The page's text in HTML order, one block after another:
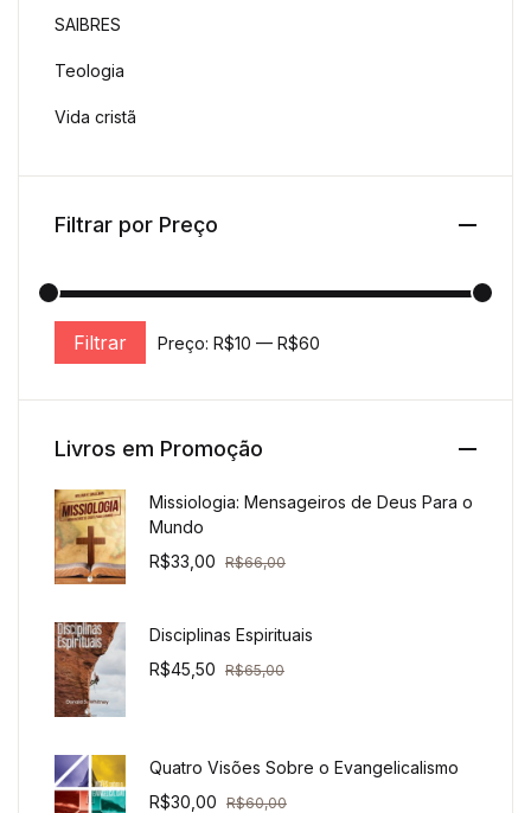
SAIBRES
Teologia
Vida cristã
Filtrar por Preço
Preço mínimo
Preço máximo
Filtrar Preço: R$10 — R$60
Livros em Promoção
Missiologia: Mensageiros de Deus Para o
Mundo
R$33,00 R$66,00
Disciplinas Espirituais
R$45,50 R$65,00
Quatro Visões Sobre o Evangelicalismo
R$30,00 R$60,00